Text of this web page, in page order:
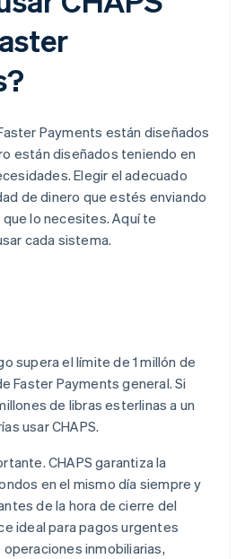
Payments están diseñados
están diseñados teniendo en
Elegir el adecuado
de dinero que estés enviando
lo necesites. Aquí te
cada sistema.
supera el límite de 1 millón de
Faster Payments general. Si
de libras esterlinas a un
usar CHAPS.
CHAPS garantiza la
en el mismo día siempre y
de la hora de cierre del
ideal para pagos urgentes
inmobiliarias,